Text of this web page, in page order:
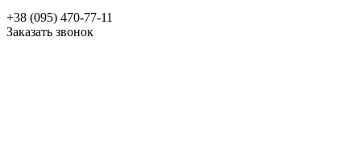
+38 (095) 470-77-11
Заказать звонок